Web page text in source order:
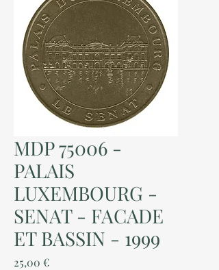
MDP 75006 -
PALAIS
LUXEMBOURG -
SENAT - FACADE
ET BASSIN - 1999
25,00 €Prix